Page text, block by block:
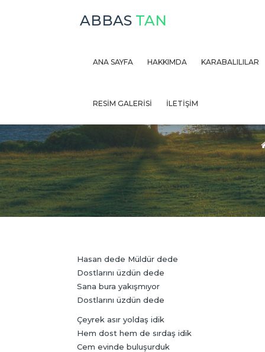
ABBAS TAN
ANA SAYFA HAKKIMDA KARABALILILAR
RESİM GALERİSİ İLETİŞİM
HASAN
Hasan dede Müldür dede
Dostlarını üzdün dede
Sana bura yakışmıyor
Dostlarını üzdün dede
Çeyrek asır yoldaş idik
Hem dost hem de sırdaş idik
Cem evinde buluşurduk